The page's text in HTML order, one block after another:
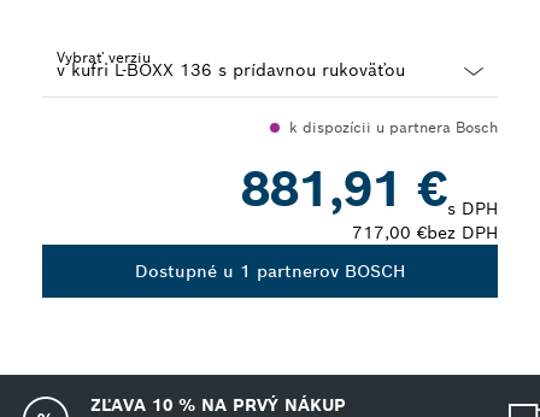
Vybrať verziu
k dispozícii u partnera Bosch
881,91 €s DPH
717,00 €bez DPH
Dostupné u 1 partnerov BOSCH
ZĽAVA 10 % NA PRVÝ NÁKUP